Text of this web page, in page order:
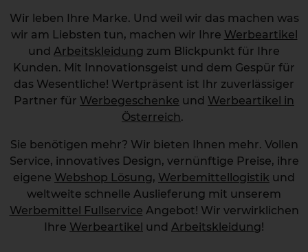
Wir leben Ihre Marke. Und weil wir das machen was
wir am Liebsten tun, machen wir Ihre Werbeartikel
und Arbeitskleidung zum Blickpunkt für Ihre
Kunden. Mit Innovationsgeist und dem Gespür für
das Wesentliche! Wertpräsent ist Ihr zuverlässiger
Partner für Werbegeschenke und Werbeartikel in
Österreich.
Sie benötigen mehr? Wir bieten Ihnen mehr. Vollen
Service, innovatives Design, vernünftige Preise, ihre
eigene Webshop Lösung, Werbemittellogistik und
weltweite schnelle Auslieferung mit unserem
Werbemittel Fullservice Angebot! Wir verwirklichen
Ihre Werbeartikel und Arbeitskleidung!